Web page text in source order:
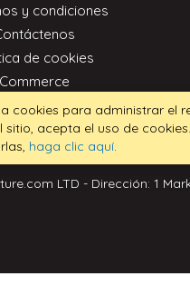
y condiciones
de cookies
Commerce
LTD - Dirección: 1
cookies para administrar el
sitio, acepta el uso de
haga clic aquí.